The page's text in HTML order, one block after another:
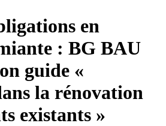
en
: BG BAU
guide «
la rénovation
existants »